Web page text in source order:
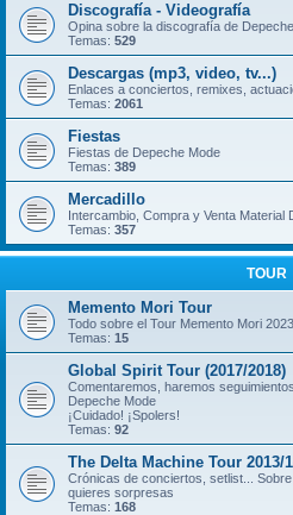
Discografía - Videografía
Opina sobre la discografía de
Temas: 529
Descargas (mp3, video, tv...)
Enlaces a conciertos, remixes,
Temas: 2061
Fiestas
Fiestas de Depeche Mode
Temas: 389
Mercadillo
Intercambio, Compra y Venta Material
Temas: 357
TOUR
Memento Mori Tour
Todo sobre el Tour Memento Mori
Temas: 15
Global Spirit Tour (2017/2018)
Comentaremos, haremos
Depeche Mode
¡Cuidado! ¡Spolers!
Temas: 92
The Delta Machine Tour 2013/
Crónicas de conciertos, setlist...
quieres sorpresas
Temas: 168